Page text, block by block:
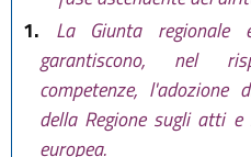
1.
La Giunta regionale
garantiscono, nel
competenze,
della Regione sugli atti
europea.